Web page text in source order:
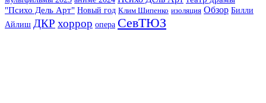
"Психо Дель Арт" Новый год Клим Шипенко изоляция Обзор Билли
Айлиш ДКР хоррор опера СевТЮЗ